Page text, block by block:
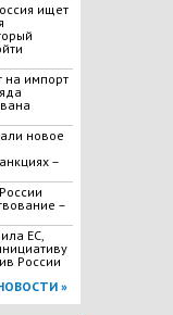
ищет
на импорт
новое
–
–
ЕС,
России
»